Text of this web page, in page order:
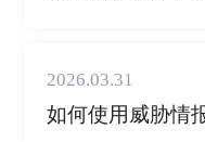
2026.03.31
如何使用威胁情